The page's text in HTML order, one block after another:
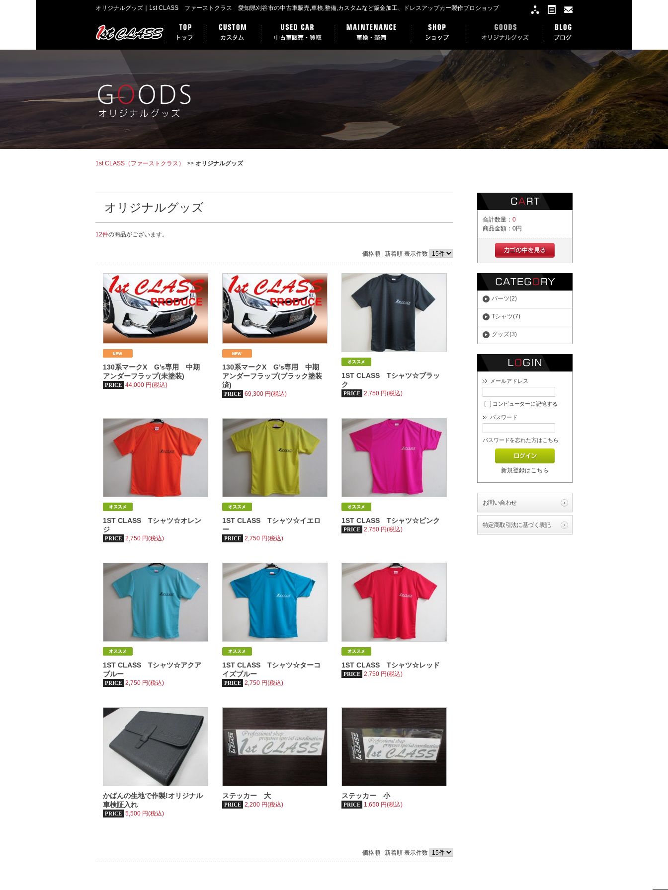
オリジナルグッズ｜1st CLASS ファーストクラス 愛知県刈谷市の中古車販売,車検,整備,カスタムなど鈑金加工、ドレスアップカー製作プロショップ
1st CLASS（ファーストクラス） オリジナルグッズ
オリジナルグッズ
12件の商品がございます。
価格順 新着順 表示件数
130系マークX G’s専用 中期
アンダーフラップ(未塗装)
PRICE 44,000 円(税込)
130系マークX G’s専用 中期
アンダーフラップ(ブラック塗装
済)
PRICE 69,300 円(税込)
1ST CLASS Tシャツ☆ブラッ
ク
PRICE 2,750 円(税込)
1ST CLASS Tシャツ☆オレン
ジ
PRICE 2,750 円(税込)
1ST CLASS Tシャツ☆イエロ
ー
PRICE 2,750 円(税込)
1ST CLASS Tシャツ☆ピンク
PRICE 2,750 円(税込)
1ST CLASS Tシャツ☆アクア
ブルー
PRICE 2,750 円(税込)
1ST CLASS Tシャツ☆ターコ
イズブルー
PRICE 2,750 円(税込)
1ST CLASS Tシャツ☆レッド
PRICE 2,750 円(税込)
かばんの生地で作製!オリジナル
車検証入れ
PRICE 5,500 円(税込)
ステッカー 大
PRICE 2,200 円(税込)
ステッカー 小
PRICE 1,650 円(税込)
価格順 新着順 表示件数
合計数量： 0
商品金額： 0円
パーツ(2)
Tシャツ(7)
グッズ(3)
メールアドレス
コンピューターに記憶する
パスワード
パスワードを忘れた方はこちら
新規登録はこちら
お問い合わせ
特定商取引法に基づく表記